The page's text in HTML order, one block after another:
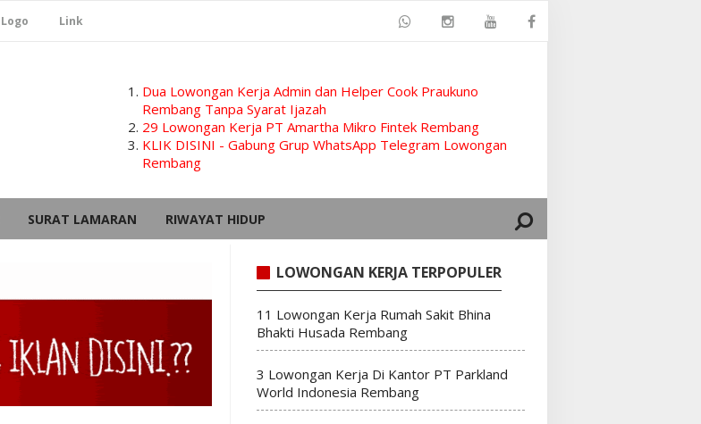
Logo Link
Dua Lowongan Kerja Admin dan Helper Cook Praukuno
Rembang Tanpa Syarat Ijazah
29 Lowongan Kerja PT Amartha Mikro Fintek Rembang
KLIK DISINI - Gabung Grup WhatsApp Telegram Lowongan
Rembang
SURAT LAMARAN RIWAYAT HIDUP
LOWONGAN KERJA TERPOPULER
11 Lowongan Kerja Rumah Sakit Bhina
Bhakti Husada Rembang
3 Lowongan Kerja Di Kantor PT Parkland
World Indonesia Rembang